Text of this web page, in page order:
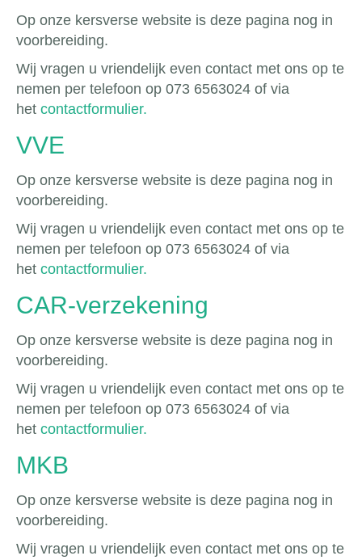
Op onze kersverse website is deze pagina nog in
voorbereiding.
Wij vragen u vriendelijk even contact met ons op te
nemen per telefoon op 073 6563024 of via
het contactformulier.
VVE
Op onze kersverse website is deze pagina nog in
voorbereiding.
Wij vragen u vriendelijk even contact met ons op te
nemen per telefoon op 073 6563024 of via
het contactformulier.
CAR-verzekening
Op onze kersverse website is deze pagina nog in
voorbereiding.
Wij vragen u vriendelijk even contact met ons op te
nemen per telefoon op 073 6563024 of via
het contactformulier.
MKB
Op onze kersverse website is deze pagina nog in
voorbereiding.
Wij vragen u vriendelijk even contact met ons op te